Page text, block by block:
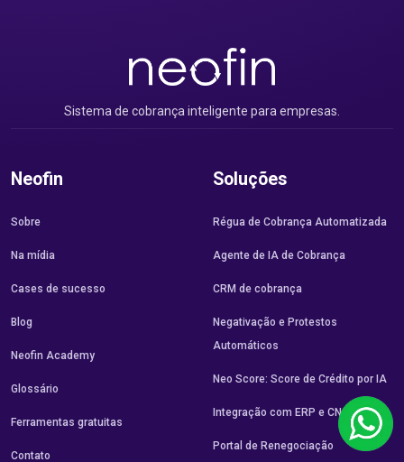
Sistema de cobrança inteligente para empresas.
Neofin
Sobre
Na mídia
Cases de sucesso
Blog
Neofin Academy
Glossário
Ferramentas gratuitas
Contato
Soluções
Régua de Cobrança Automatizada
Agente de IA de Cobrança
CRM de cobrança
Negativação e Protestos
Automáticos
Neo Score: Score de Crédito por IA
Integração com ERP e CNAB
Portal de Renegociação